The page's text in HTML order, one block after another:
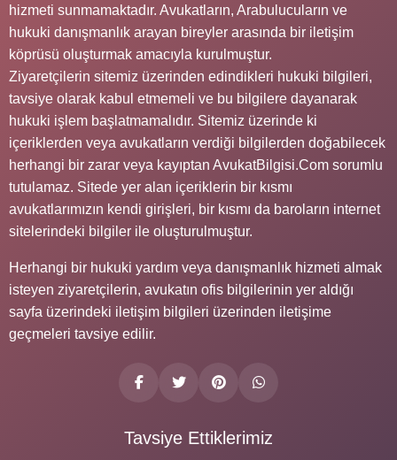
hizmeti sunmamaktadır. Avukatların, Arabulucuların ve
hukuki danışmanlık arayan bireyler arasında bir iletişim
köprüsü oluşturmak amacıyla kurulmuştur.
Ziyaretçilerin sitemiz üzerinden edindikleri hukuki bilgileri,
tavsiye olarak kabul etmemeli ve bu bilgilere dayanarak
hukuki işlem başlatmamalıdır. Sitemiz üzerinde ki
içeriklerden veya avukatların verdiği bilgilerden doğabilecek
herhangi bir zarar veya kayıptan AvukatBilgisi.Com sorumlu
tutulamaz. Sitede yer alan içeriklerin bir kısmı
avukatlarımızın kendi girişleri, bir kısmı da baroların internet
sitelerindeki bilgiler ile oluşturulmuştur.
Herhangi bir hukuki yardım veya danışmanlık hizmeti almak
isteyen ziyaretçilerin, avukatın ofis bilgilerinin yer aldığı
sayfa üzerindeki iletişim bilgileri üzerinden iletişime
geçmeleri tavsiye edilir.
Tavsiye Ettiklerimiz